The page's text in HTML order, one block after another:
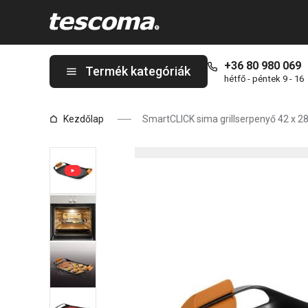
Termék kategóriák +36 80 980 069
hétfő - péntek 9 - 16
Kezdőlap SmartCLICK sima grillserpenyő 42 x